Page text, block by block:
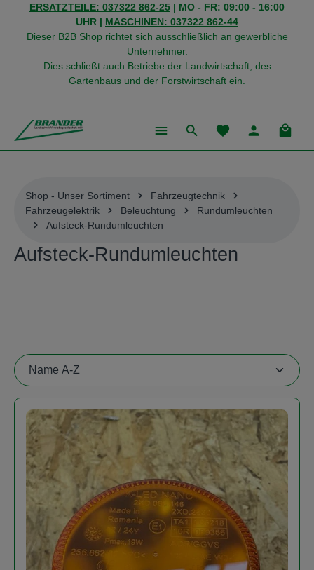
springen
ERSATZTEILE: 037322 862-25 | MO - FR: 09:00 - 16:00
UHR | MASCHINEN: 037322 862-44
Dieser B2B Shop richtet sich ausschließlich an gewerbliche
Unternehmer.
Dies schließt auch Betriebe der Landwirtschaft, des
Gartenbaus und der Forstwirtschaft ein.
Du hast 0
Shop - Unser Sortiment
Fahrzeugtechnik
Fahrzeugelektrik
Beleuchtung
Rundumleuchten
Aufsteck-Rundumleuchten
Aufsteck-Rundumleuchten